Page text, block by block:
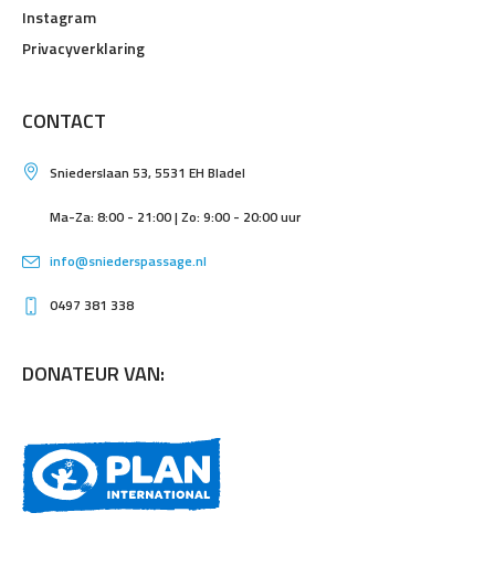
Instagram
Privacyverklaring
CONTACT
Sniederslaan 53, 5531 EH Bladel
Ma-Za: 8:00 - 21:00 | Zo: 9:00 - 20:00 uur
info@sniederspassage.nl
0497 381 338
DONATEUR VAN: